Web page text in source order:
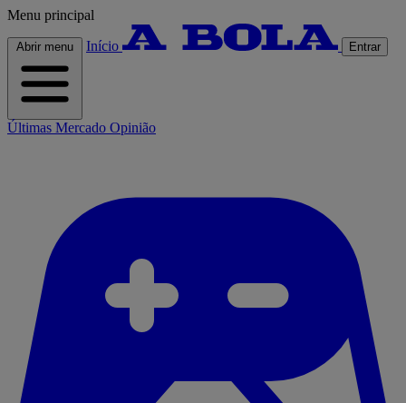
Menu principal
Abrir menu Início Entrar
Últimas Mercado Opinião